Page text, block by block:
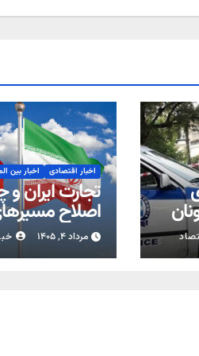
اخبار اقتصادی اخبار بین
تجارت ایران و
اصلاح
لجستیکی
مرداد ۴, ۱۴۰۵